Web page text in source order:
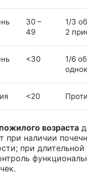
30 –
49
1/3
2
<30
1/6
<20
возраста
при наличии
при